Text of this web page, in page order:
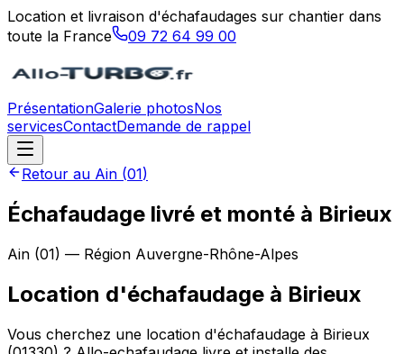
Location et livraison d'échafaudages sur chantier dans
toute la France
09 72 64 99 00
PrésentationGalerie photosNos
servicesContactDemande de rappel
Retour au Ain (01)
Échafaudage livré et monté à Birieux
Ain (01) — Région Auvergne-Rhône-Alpes
Location d'échafaudage à Birieux
Vous cherchez une location d'échafaudage à Birieux